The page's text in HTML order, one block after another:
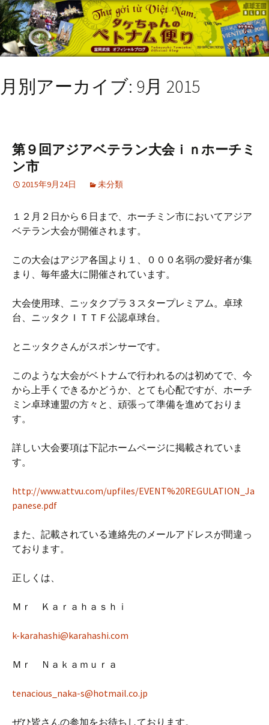
月別アーカイブ: 9月 2015
第９回アジアベテラン大会ｉｎホーチミ
ン市
2015年9月24日 未分類
１２月２日から６日まで、ホーチミン市においてアジア
ベテラン大会が開催されます。
この大会はアジア各国より１、０００名弱の愛好者が集
まり、毎年盛大に開催されています。
大会使用球、ニッタクプラ３スタープレミアム。卓球
台、ニッタクＩＴＴＦ公認卓球台。
とニッタクさんがスポンサーです。
このような大会がベトナムで行われるのは初めてで、今
から上手くできるかどうか、とても心配ですが、ホーチ
ミン卓球連盟の方々と、頑張って準備を進めておりま
す。
詳しい大会要項は下記ホームページに掲載されていま
す。
http://www.attvu.com/upfiles/EVENT%20REGULATION_Ja
panese.pdf
また、記載されている連絡先のメールアドレスが間違っ
ております。
正しくは、
Ｍｒ Ｋａｒａｈａｓｈｉ
k-karahashi@karahashi.com
Ｍｒ Ｎａｋａｍｕｒａ
tenacious_naka-s@hotmail.co.jp
ぜひ皆さんの参加をお待ちしております。